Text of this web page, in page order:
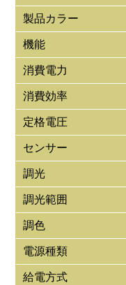
製品カラー
機能
消費電力
消費効率
定格電圧
センサー
調光
調光範囲
調色
電源種類
給電方式